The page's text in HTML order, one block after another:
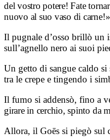
del vostro potere!Fate
nuovo al suo vaso di carne!»
Il pugnale d’osso brillò un
sull’agnello nero ai suoi
Un getto di sangue caldo si
tra le crepe e tingendo i
Il fumo si addensò, fino a
girare in cerchio, spinto da
Allora, il Goēs si piegò sul